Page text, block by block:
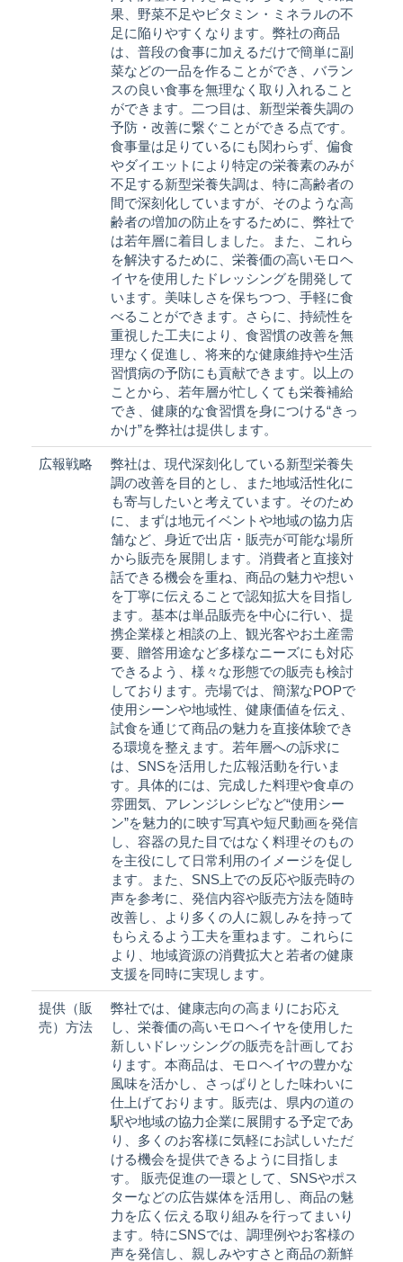
果、野菜不足やビタミン・ミネラルの不
足に陥りやすくなります。弊社の商品
は、普段の食事に加えるだけで簡単に副
菜などの一品を作ることができ、バラン
スの良い食事を無理なく取り入れること
ができます。二つ目は、新型栄養失調の
予防・改善に繋ぐことができる点です。
食事量は足りているにも関わらず、偏食
やダイエットにより特定の栄養素のみが
不足する新型栄養失調は、特に高齢者の
間で深刻化していますが、そのような高
齢者の増加の防止をするために、弊社で
は若年層に着目しました。また、これら
を解決するために、栄養価の高いモロヘ
イヤを使用したドレッシングを開発して
います。美味しさを保ちつつ、手軽に食
べることができます。さらに、持続性を
重視した工夫により、食習慣の改善を無
理なく促進し、将来的な健康維持や生活
習慣病の予防にも貢献できます。以上の
ことから、若年層が忙しくても栄養補給
でき、健康的な食習慣を身につける“きっ
かけ”を弊社は提供します。
広報戦略
弊社は、現代深刻化している新型栄養失
調の改善を目的とし、また地域活性化に
も寄与したいと考えています。そのため
に、まずは地元イベントや地域の協力店
舗など、身近で出店・販売が可能な場所
から販売を展開します。消費者と直接対
話できる機会を重ね、商品の魅力や想い
を丁寧に伝えることで認知拡大を目指し
ます。基本は単品販売を中心に行い、提
携企業様と相談の上、観光客やお土産需
要、贈答用途など多様なニーズにも対応
できるよう、様々な形態での販売も検討
しております。売場では、簡潔なPOPで
使用シーンや地域性、健康価値を伝え、
試食を通じて商品の魅力を直接体験でき
る環境を整えます。若年層への訴求に
は、SNSを活用した広報活動を行いま
す。具体的には、完成した料理や食卓の
雰囲気、アレンジレシピなど“使用シー
ン”を魅力的に映す写真や短尺動画を発信
し、容器の見た目ではなく料理そのもの
を主役にして日常利用のイメージを促し
ます。また、SNS上での反応や販売時の
声を参考に、発信内容や販売方法を随時
改善し、より多くの人に親しみを持って
もらえるよう工夫を重ねます。これらに
より、地域資源の消費拡大と若者の健康
支援を同時に実現します。
提供（販
売）方法
弊社では、健康志向の高まりにお応え
し、栄養価の高いモロヘイヤを使用した
新しいドレッシングの販売を計画してお
ります。本商品は、モロヘイヤの豊かな
風味を活かし、さっぱりとした味わいに
仕上げております。販売は、県内の道の
駅や地域の協力企業に展開する予定であ
り、多くのお客様に気軽にお試しいただ
ける機会を提供できるように目指しま
す。 販売促進の一環として、SNSやポス
ターなどの広告媒体を活用し、商品の魅
力を広く伝える取り組みを行ってまいり
ます。特にSNSでは、調理例やお客様の
声を発信し、親しみやすさと商品の新鮮